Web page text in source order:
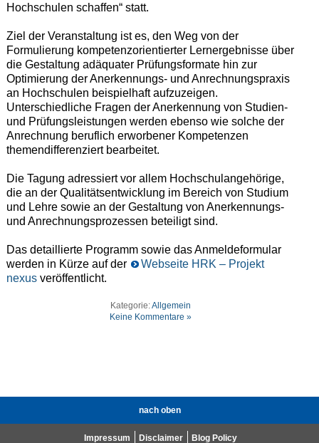
Hochschulen schaffen“ statt.
Ziel der Veranstaltung ist es, den Weg von der
Formulierung kompetenzorientierter Lernergebnisse über
die Gestaltung adäquater Prüfungsformate hin zur
Optimierung der Anerkennungs- und Anrechnungspraxis
an Hoch­schulen beispielhaft aufzuzeigen.
Unterschiedliche Fragen der Anerkennung von Studien-
und Prüfungsleistungen werden ebenso wie solche der
Anrechnung beruflich erworbener Kompetenzen
themendifferenziert bearbeitet.
Die Tagung adressiert vor allem Hochschulangehörige,
die an der Qualitätsentwicklung im Bereich von Studium
und Lehre sowie an der Gestaltung von Anerkennungs-
und Anrechnungsprozessen beteiligt sind.
Das detaillierte Programm sowie das Anmeldeformular
werden in Kürze auf der
Webseite HRK – Projekt
nexusveröffentlicht.
Kategorie:Allgemein
Keine Kommentare »
nach oben
Impressum Disclaimer Blog Policy